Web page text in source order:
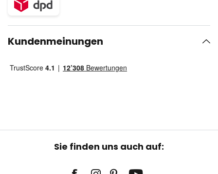
Kundenmeinungen
Sie finden uns auch auf: